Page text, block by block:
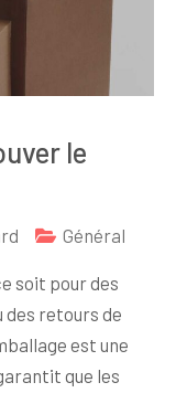
le
Général
soit pour des
des retours de
est une
que les